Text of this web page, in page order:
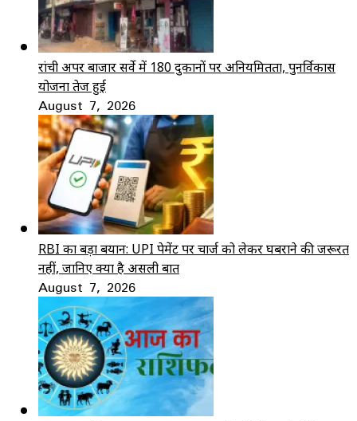
रांची अपर बाजार सर्वे में 180 दुकानों पर अनियमितता, पुनर्विकास
योजना तेज हुई
August 7, 2026
RBI का बड़ा बयान: UPI पेमेंट पर चार्ज को लेकर घबराने की जरूरत
नहीं, जानिए क्या है असली बात
August 7, 2026